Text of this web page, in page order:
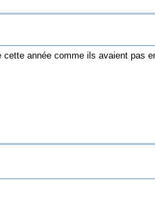
année comme ils avaient pas